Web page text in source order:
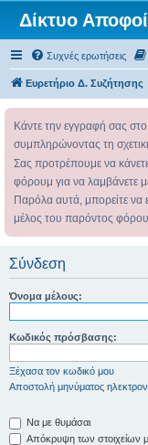
Δίκτυο
Συχνές ερωτήσεις
Ευρετήριο Δ. Συζήτησης
Κάντε την εγγραφή σας
συμπληρώνοντας τη
Σας προτρέπουμε να
φόρουμ για να λαμβάνετε
Παρόλα αυτά, μπορείτε να
μέλος του παρόντος
Σύνδεση
Όνομα μέλους:
Κωδικός πρόσβασης:
Ξέχασα τον κωδικό μου
Αποστολή μηνύματος
Να με θυμάσαι
Απόκρυψη των στοιχείων